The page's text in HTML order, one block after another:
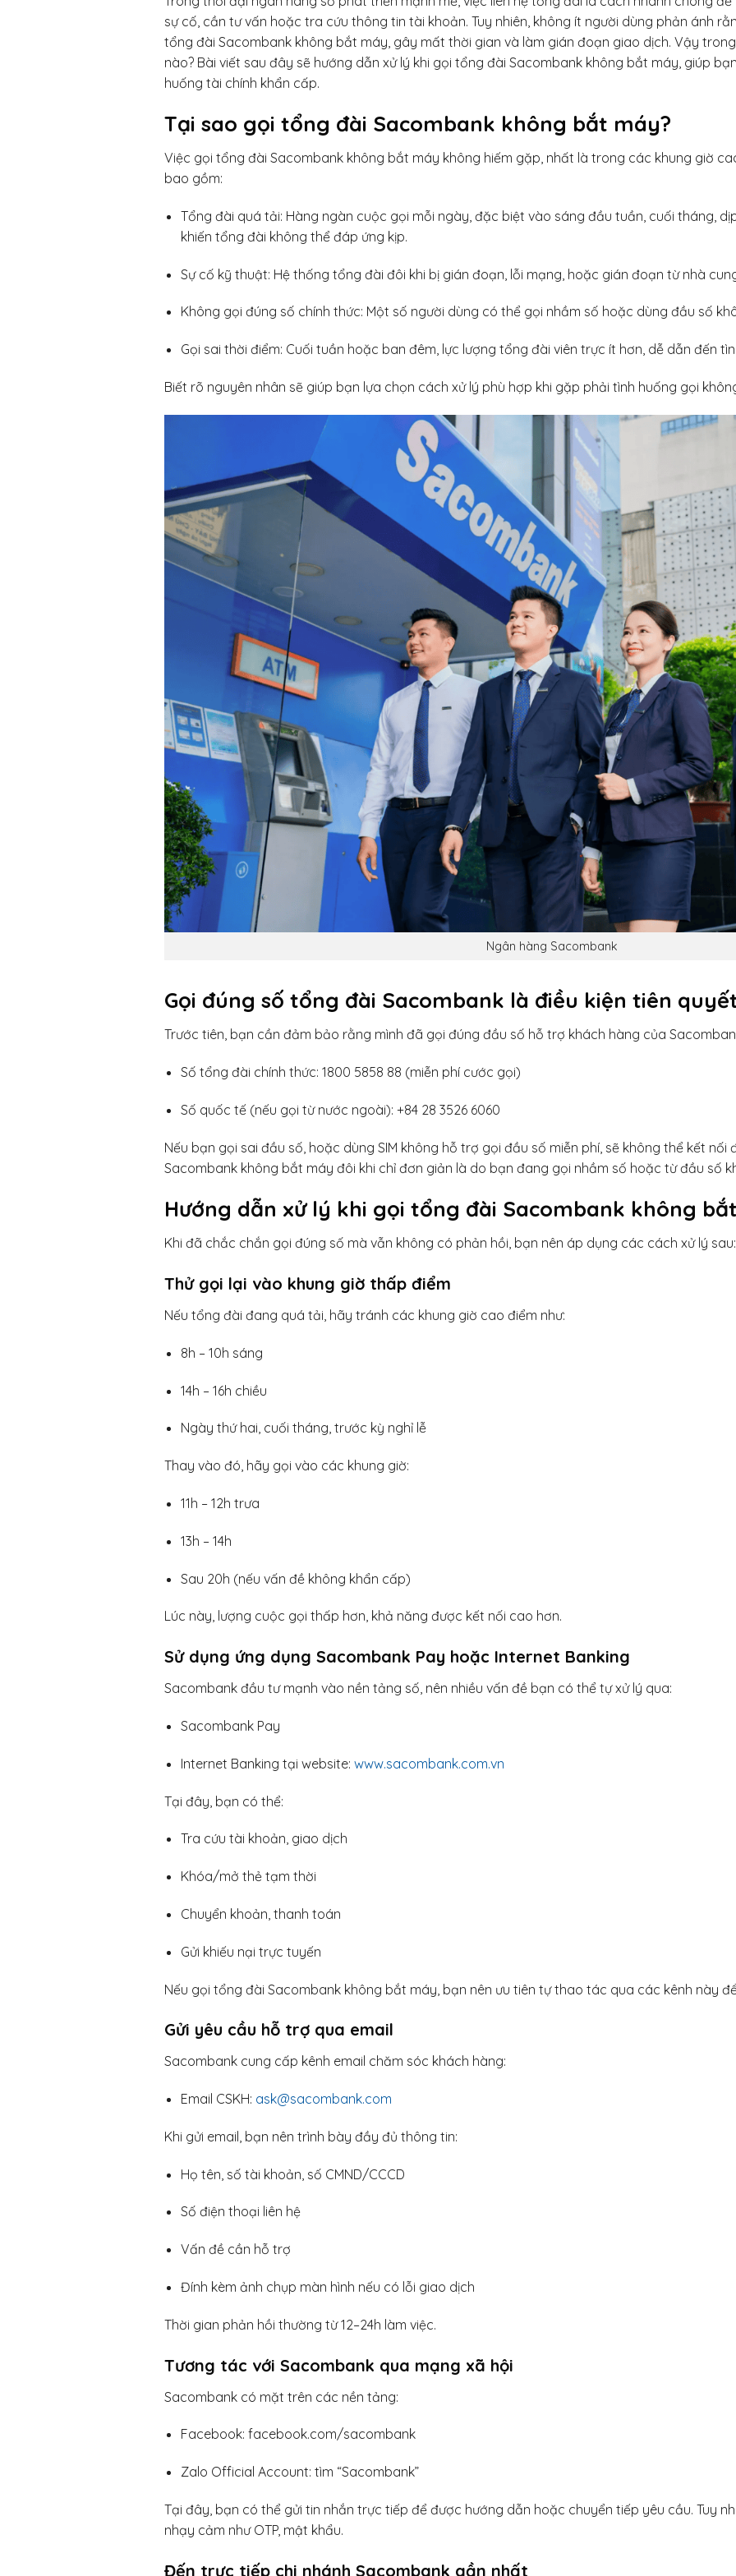
sự cố, cần tư vấn hoặc tra cứu thông tin tài khoản. Tuy nhiên, không ít người dùng phản ánh
tổng đài Sacombank không bắt máy, gây mất thời gian và làm gián đoạn giao dịch. Vậy
nào? Bài viết sau đây sẽ hướng dẫn xử lý khi gọi tổng đài Sacombank không bắt máy, giúp
huống tài chính khẩn cấp.
Tại sao gọi tổng đài Sacombank không bắt máy?
Việc gọi tổng đài Sacombank không bắt máy không hiếm gặp, nhất là trong các khung giờ
bao gồm:
Tổng đài quá tải: Hàng ngàn cuộc gọi mỗi ngày, đặc biệt vào sáng đầu tuần, cuối tháng,
khiến tổng đài không thể đáp ứng kịp.
Sự cố kỹ thuật: Hệ thống tổng đài đôi khi bị gián đoạn, lỗi mạng, hoặc gián đoạn từ nhà
Không gọi đúng số chính thức: Một số người dùng có thể gọi nhầm số hoặc dùng đầu số
Gọi sai thời điểm: Cuối tuần hoặc ban đêm, lực lượng tổng đài viên trực ít hơn, dễ dẫn đến
Biết rõ nguyên nhân sẽ giúp bạn lựa chọn cách xử lý phù hợp khi gặp phải tình huống gọi
Ngân hàng Sacombank
Gọi đúng số tổng đài Sacombank là điều kiện tiên
Trước tiên, bạn cần đảm bảo rằng mình đã gọi đúng đầu số hỗ trợ khách hàng của
Số tổng đài chính thức: 1800 5858 88 (miễn phí cước gọi)
Số quốc tế (nếu gọi từ nước ngoài): +84 28 3526 6060
Nếu bạn gọi sai đầu số, hoặc dùng SIM không hỗ trợ gọi đầu số miễn phí, sẽ không thể kết nối
Sacombank không bắt máy đôi khi chỉ đơn giản là do bạn đang gọi nhầm số hoặc từ đầu số
Hướng dẫn xử lý khi gọi tổng đài Sacombank không
Khi đã chắc chắn gọi đúng số mà vẫn không có phản hồi, bạn nên áp dụng các cách xử lý sau:
Thử gọi lại vào khung giờ thấp điểm
Nếu tổng đài đang quá tải, hãy tránh các khung giờ cao điểm như:
8h – 10h sáng
14h – 16h chiều
Ngày thứ hai, cuối tháng, trước kỳ nghỉ lễ
Thay vào đó, hãy gọi vào các khung giờ:
11h – 12h trưa
13h – 14h
Sau 20h (nếu vấn đề không khẩn cấp)
Lúc này, lượng cuộc gọi thấp hơn, khả năng được kết nối cao hơn.
Sử dụng ứng dụng Sacombank Pay hoặc Internet Banking
Sacombank đầu tư mạnh vào nền tảng số, nên nhiều vấn đề bạn có thể tự xử lý qua:
Sacombank Pay
Internet Banking tại website:www.sacombank.com.vn
Tại đây, bạn có thể:
Tra cứu tài khoản, giao dịch
Khóa/mở thẻ tạm thời
Chuyển khoản, thanh toán
Gửi khiếu nại trực tuyến
Nếu gọi tổng đài Sacombank không bắt máy, bạn nên ưu tiên tự thao tác qua các kênh này
Gửi yêu cầu hỗ trợ qua email
Sacombank cung cấp kênh email chăm sóc khách hàng:
Email CSKH: ask@sacombank.com
Khi gửi email, bạn nên trình bày đầy đủ thông tin:
Họ tên, số tài khoản, số CMND/CCCD
Số điện thoại liên hệ
Vấn đề cần hỗ trợ
Đính kèm ảnh chụp màn hình nếu có lỗi giao dịch
Thời gian phản hồi thường từ 12–24h làm việc.
Tương tác với Sacombank qua mạng xã hội
Sacombank có mặt trên các nền tảng:
Facebook: facebook.com/sacombank
Zalo Official Account: tìm “Sacombank”
Tại đây, bạn có thể gửi tin nhắn trực tiếp để được hướng dẫn hoặc chuyển tiếp yêu cầu. Tuy
nhạy cảm như OTP, mật khẩu.
Đến trực tiếp chi nhánh Sacombank gần nhất